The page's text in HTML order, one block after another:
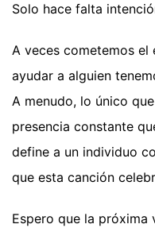
Solo hace falta
A veces cometemos el
ayudar a alguien
A menudo, lo único
presencia constante
define a un individuo
que esta canción
Espero que la próxima